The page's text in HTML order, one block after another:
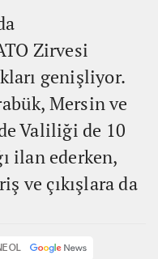
Zirvesi
genişliyor.
Mersin ve
Valiliği de 10
ilan ederken,
ve çıkışlara da
OL